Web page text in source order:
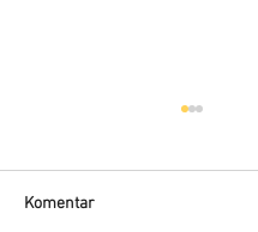
Komentar